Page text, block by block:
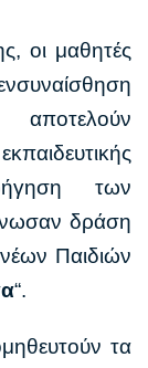
οι μαθητές
των
δράση
Παιδιών
“.
τα